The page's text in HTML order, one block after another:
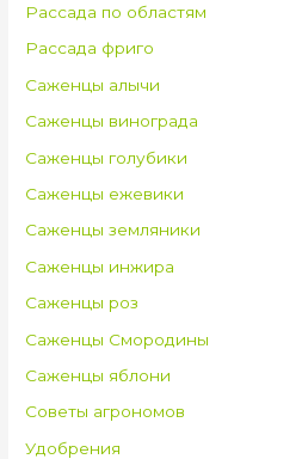
Рассада по областям
Рассада фриго
Саженцы алычи
Саженцы винограда
Саженцы голубики
Саженцы ежевики
Саженцы земляники
Саженцы инжира
Саженцы роз
Саженцы Смородины
Саженцы яблони
Советы агрономов
Удобрения